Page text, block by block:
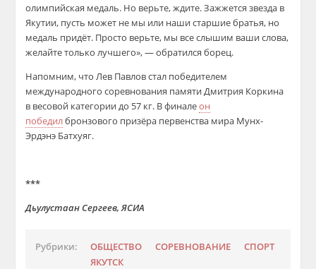
олимпийская медаль. Но верьте, ждите. Зажжется звезда в
Якутии, пусть может не мы или наши старшие братья, но
медаль придёт. Просто верьте, мы все слышим ваши слова,
желайте только лучшего», — обратился борец.
Напомним, что Лев Павлов стал победителем
международного соревнования памяти Дмитрия Коркина
в весовой категории до 57 кг. В финалеон
победилбронзового призёра первенства мира Мунх-
Эрдэнэ Батхуяг.
***
Дьулустаан Сергеев, ЯСИА
Рубрики: ОБЩЕСТВО СОРЕВНОВАНИЕ
СПОРТ
ЯКУТСК